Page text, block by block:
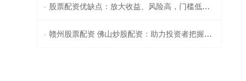
· 股票配资优缺点：放大收益、风险高，门槛低、易爆仓。
· 赣州股票配资 佛山炒股配资：助力投资者把握市场机遇